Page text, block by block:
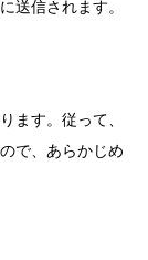
送信されます。
ます。従って、
で、あらかじめ